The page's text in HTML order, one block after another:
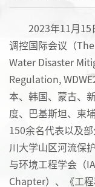
2023年11月15
调控国际会议（
Water Disaster
Regulation,
本、韩国、蒙古、
度、巴基斯坦、柬
150余名代表以及
川大学山区河流保
与环境工程学会（
Chapter）、《工